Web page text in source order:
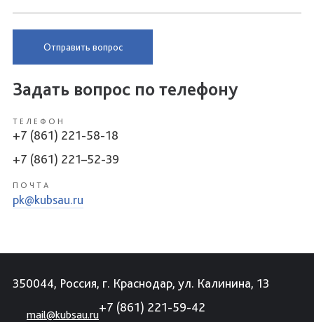
Отправить вопрос
Задать вопрос по телефону
ТЕЛЕФОН
+7 (861) 221-58-18
+7 (861) 221–52-39
ПОЧТА
pk@kubsau.ru
350044, Россия, г. Краснодар, ул. Калинина, 13
mail@kubsau.ru
+7 (861) 221-59-42